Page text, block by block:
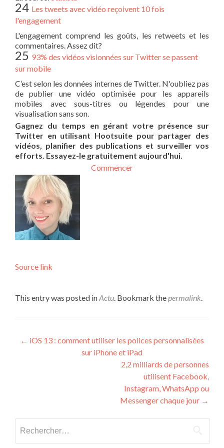
24 Les tweets avec vidéo reçoivent 10 fois
l'engagement
L'engagement comprend les goûts, les retweets et les
commentaires. Assez dit?
25 93% des vidéos visionnées sur Twitter se passent
sur mobile
C’est selon les données internes de Twitter. N'oubliez pas
de publier une vidéo optimisée pour les appareils
mobiles avec sous-titres ou légendes pour une
visualisation sans son.
Gagnez du temps en gérant votre présence sur
Twitter en utilisant Hootsuite pour partager des
vidéos, planifier des publications et surveiller vos
efforts. Essayez-le gratuitement aujourd'hui.
Commencer
Source link
This entry was posted inActu. Bookmark thepermalink.
Post navigation
← iOS 13 : comment utiliser les polices personnalisées
sur iPhone et iPad
2,2 milliards de personnes
utilisent Facebook,
Instagram, WhatsApp ou
Messenger chaque jour →